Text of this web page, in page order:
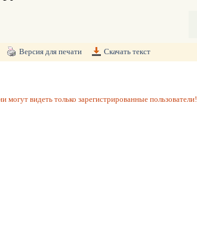
Версия для печати Скачать текст
могут видеть только зарегистрированные пользователи!